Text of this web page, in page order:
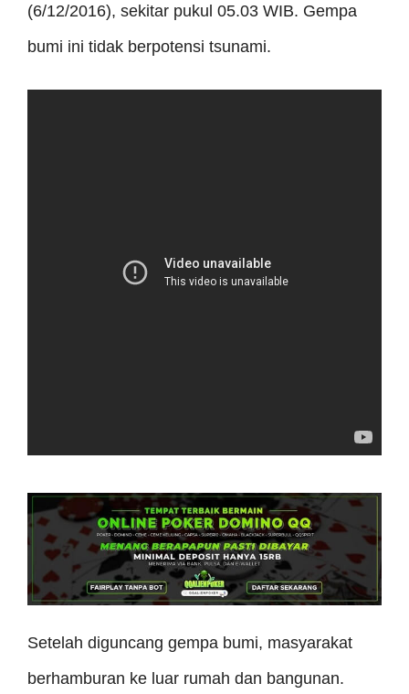
(6/12/2016), sekitar pukul 05.03 WIB. Gempa
bumi ini tidak berpotensi tsunami.
Setelah diguncang gempa bumi, masyarakat
berhamburan ke luar rumah dan bangunan.